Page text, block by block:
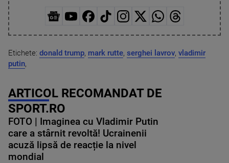
Etichete: donald trump, mark rutte, serghei lavrov, vladimir
putin,
ARTICOL RECOMANDAT DE
SPORT.RO
FOTO | Imaginea cu Vladimir Putin
care a stârnit revoltă! Ucrainenii
acuză lipsă de reacție la nivel
mondial